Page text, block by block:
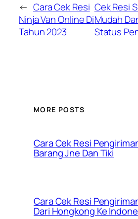
← Cara Cek Resi
Ninja Van Online Di
Tahun 2023
Cek Resi
Mudah
Status
MORE POSTS
Cara Cek Resi
Barang Jne Dan Tiki
Cara Cek Resi
Dari Hongkong Ke